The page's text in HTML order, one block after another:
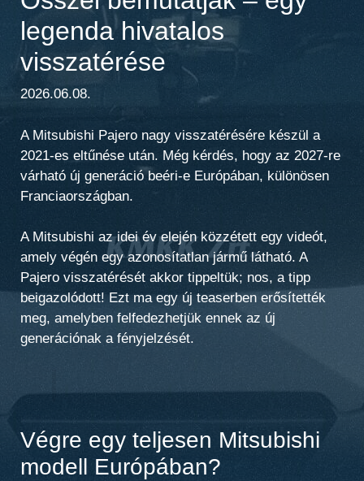
legenda hivatalos
visszatérése
2026.06.08.
A Mitsubishi Pajero nagy visszatérésére készül a
2021-es eltűnése után. Még kérdés, hogy az 2027-re
várható új generáció beéri-e Európában, különösen
Franciaországban.
A Mitsubishi az idei év elején közzétett egy videót,
amely végén egy azonosítatlan jármű látható. A
Pajero visszatérését akkor tippeltük; nos, a tipp
beigazolódott! Ezt ma egy új teaserben erősítették
meg, amelyben felfedezhetjük ennek az új
generációnak a fényjelzését.
Végre egy teljesen Mitsubishi
modell Európában?